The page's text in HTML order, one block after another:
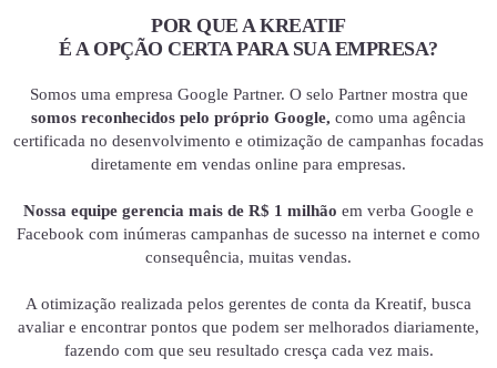
POR QUE A KREATIF
É A OPÇÃO CERTA PARA SUA EMPRESA?
Somos uma empresa Google Partner. O selo Partner mostra que
somos reconhecidos pelo próprio Google, como uma agência
certificada no desenvolvimento e otimização de campanhas focadas
diretamente em vendas online para empresas.
Nossa equipe gerencia mais de R$ 1 milhão em verba Google e
Facebook com inúmeras campanhas de sucesso na internet e como
consequência, muitas vendas.
A otimização realizada pelos gerentes de conta da Kreatif, busca
avaliar e encontrar pontos que podem ser melhorados diariamente,
fazendo com que seu resultado cresça cada vez mais.